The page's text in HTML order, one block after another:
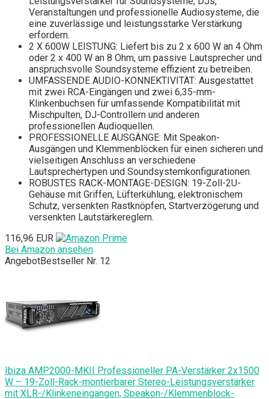
Veranstaltungen und professionelle Audiosysteme, die
eine zuverlässige und leistungsstarke Verstärkung
erfordern.
2 X 600W LEISTUNG: Liefert bis zu 2 x 600 W an 4 Ohm
oder 2 x 400 W an 8 Ohm, um passive Lautsprecher und
anspruchsvolle Soundsysteme effizient zu betreiben.
UMFASSENDE AUDIO-KONNEKTIVITÄT: Ausgestattet
mit zwei RCA-Eingängen und zwei 6,35-mm-
Klinkenbuchsen für umfassende Kompatibilität mit
Mischpulten, DJ-Controllern und anderen
professionellen Audioquellen.
PROFESSIONELLE AUSGÄNGE: Mit Speakon-
Ausgängen und Klemmenblöcken für einen sicheren und
vielseitigen Anschluss an verschiedene
Lautsprechertypen und Soundsystemkonfigurationen.
ROBUSTES RACK-MONTAGE-DESIGN: 19-Zoll-2U-
Gehäuse mit Griffen, Lüfterkühlung, elektronischem
Schutz, versenkten Rastknöpfen, Startverzögerung und
versenkten Lautstärkereglern.
116,96 EUR
Bei Amazon ansehen
AngebotBestseller Nr. 12
Ibiza AMP2000-MKII Professioneller PA-Verstärker 2x1500
W – 19-Zoll-Rack-montierbarer Stereo-Leistungsverstärker
mit XLR-/Klinkeneingängen, Speakon-/Klemmenblock-